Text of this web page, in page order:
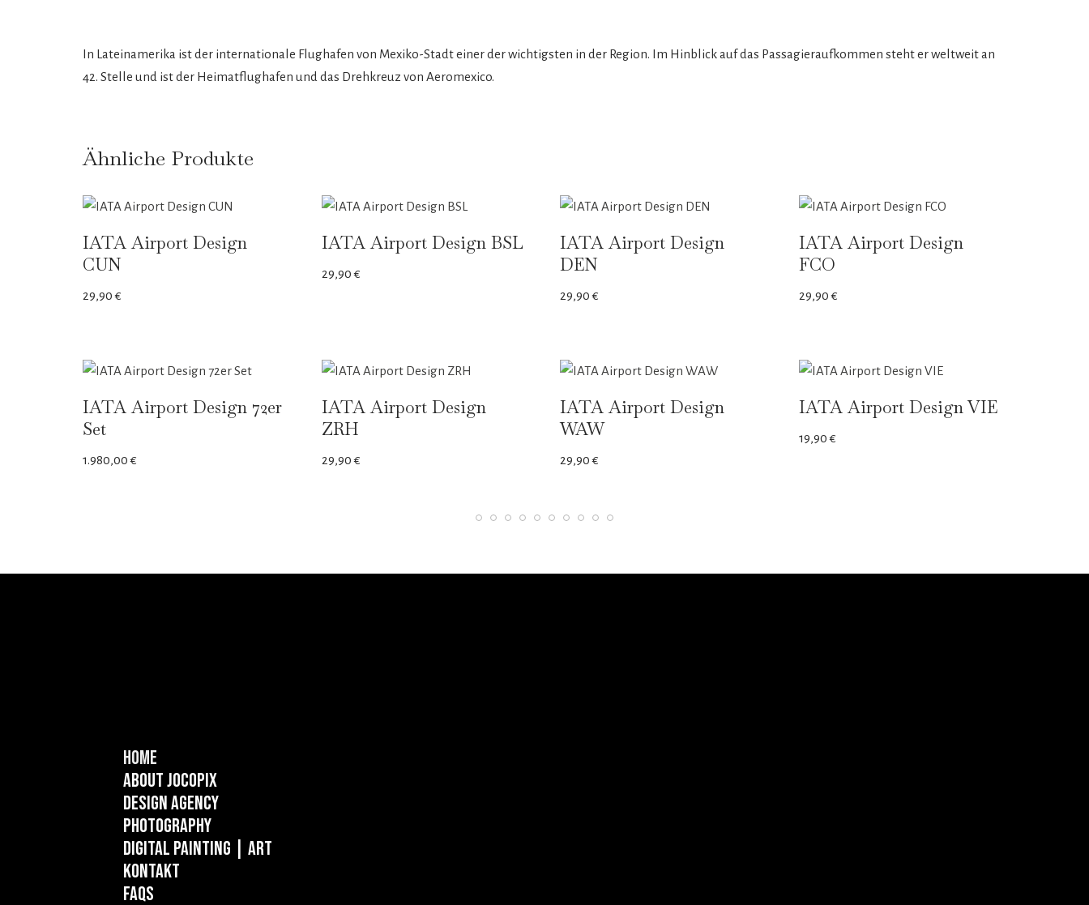
In Lateinamerika ist der internationale Flughafen von Mexiko-Stadt einer der wichtigsten in der Region. Im Hinblick auf das Passagieraufkommen steht er weltweit an
42. Stelle und ist der Heimatflughafen und das Drehkreuz von Aeromexico.
Ähnliche Produkte
IATA Airport Design
CUN
29,90€
IATA Airport Design BSL
29,90€
IATA Airport Design
DEN
29,90€
IATA Airport Design
FCO
29,90€
IATA Airport Design 72er
Set
1.980,00€
IATA Airport Design
ZRH
29,90€
IATA Airport Design
WAW
29,90€
IATA Airport Design VIE
19,90€
Home
About Jocopix
Design Agency
Photography
Digital Painting | ART
Kontakt
FAQs